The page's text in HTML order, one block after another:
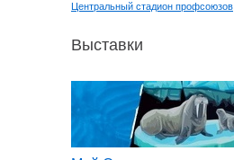
Центральный стадион профсоюзов
Выставки